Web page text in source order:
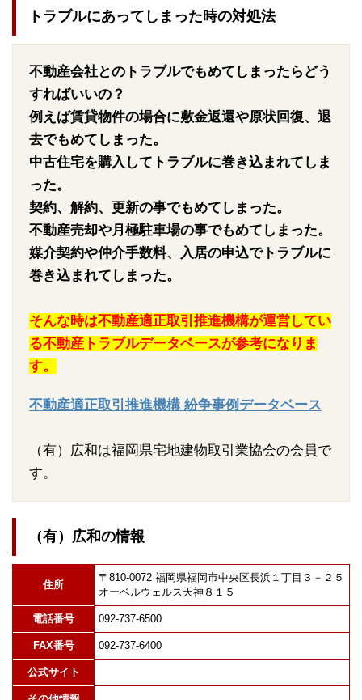
トラブルにあってしまった時の対処法
不動産会社とのトラブルでもめてしまったらどう
すればいいの？
例えば賃貸物件の場合に敷金返還や原状回復、退
去でもめてしまった。
中古住宅を購入してトラブルに巻き込まれてしま
った。
契約、解約、更新の事でもめてしまった。
不動産売却や月極駐車場の事でもめてしまった。
媒介契約や仲介手数料、入居の申込でトラブルに
巻き込まれてしまった。
そんな時は不動産適正取引推進機構が運営してい
る不動産トラブルデータベースが参考になりま
す。
不動産適正取引推進機構 紛争事例データベース
（有）広和は福岡県宅地建物取引業協会の会員で
す。
（有）広和の情報
住所
〒810-0072 福岡県福岡市中央区長浜１丁目３－２５
オーベルウェルス天神８１５
電話番号 092-737-6500
FAX番号 092-737-6400
公式サイト